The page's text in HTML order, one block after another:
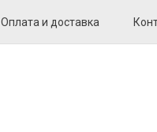
Оплата и доставка